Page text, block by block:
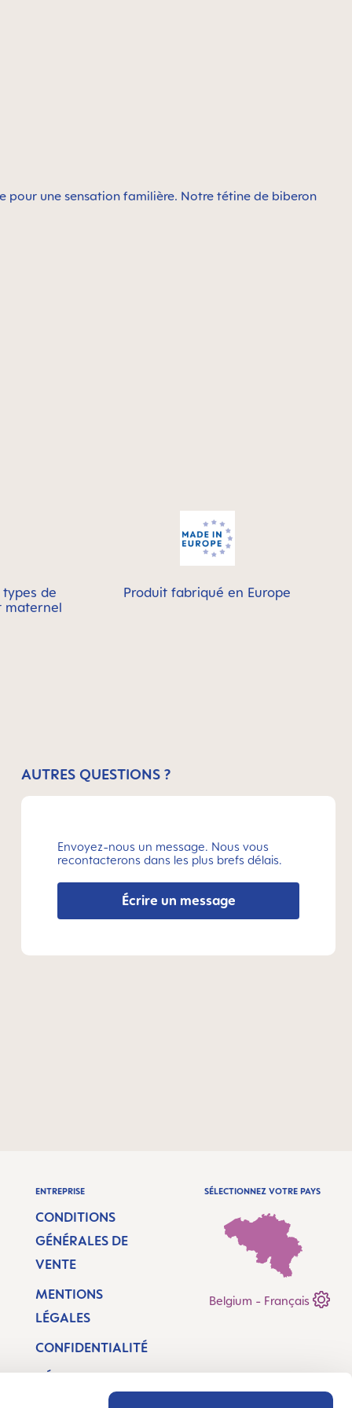
pour une sensation familière. Notre tétine de biberon
de
maternel
Produit fabriqué en Europe
AUTRES QUESTIONS ?
Envoyez-nous un message. Nous vous
recontacterons dans les plus brefs délais.
Écrire un message
ENTREPRISE
CONDITIONS
GÉNÉRALES DE
VENTE
MENTIONS
LÉGALES
CONFIDENTIALITÉ
DÉCLARATION
D’ACCESSIBILITÉ
SÉLECTIONNEZ VOTRE PAYS
Belgium - Français